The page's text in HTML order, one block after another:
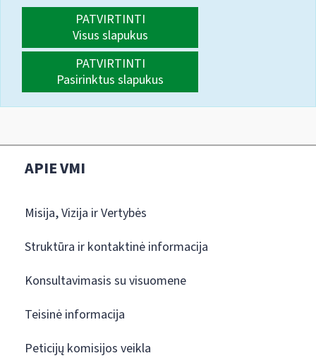
PATVIRTINTI
Visus slapukus
PATVIRTINTI
Pasirinktus slapukus
APIE VMI
Misija, Vizija ir Vertybės
Struktūra ir kontaktinė informacija
Konsultavimasis su visuomene
Teisinė informacija
Peticijų komisijos veikla